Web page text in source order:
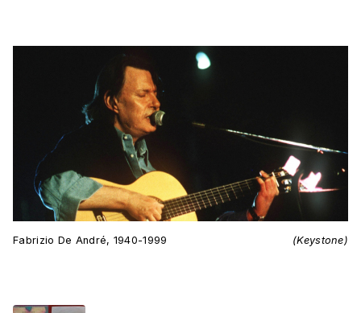
Fabrizio De André, 1940-1999 (Keystone)